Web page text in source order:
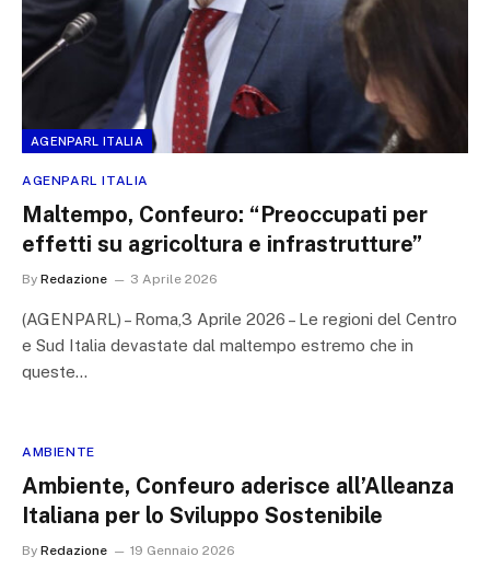
AGENPARL ITALIA
AGENPARL ITALIA
Maltempo, Confeuro: “Preoccupati per
effetti su agricoltura e infrastrutture”
By Redazione 3 Aprile 2026
(AGENPARL) – Roma,3 Aprile 2026 – Le regioni del Centro
e Sud Italia devastate dal maltempo estremo che in
queste…
AMBIENTE
Ambiente, Confeuro aderisce all’Alleanza
Italiana per lo Sviluppo Sostenibile
By Redazione 19 Gennaio 2026